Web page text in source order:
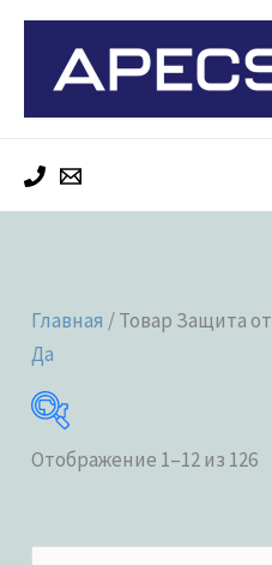
Перейти
содержимому
Главная / Товар Защита
Да
Отображение 1–12 из 126